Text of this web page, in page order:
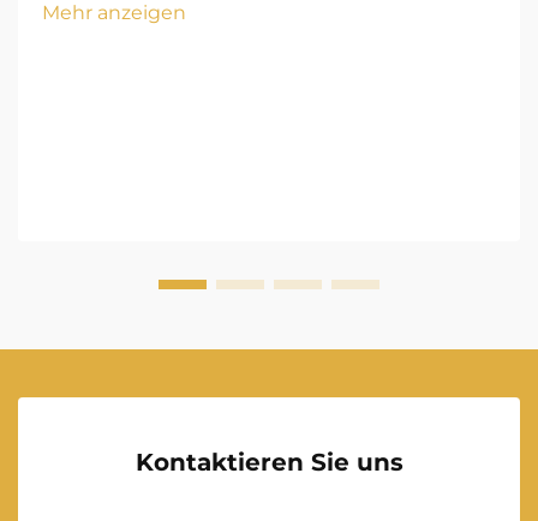
Landschaften.
Mehr anzeigen
Kontaktieren Sie uns